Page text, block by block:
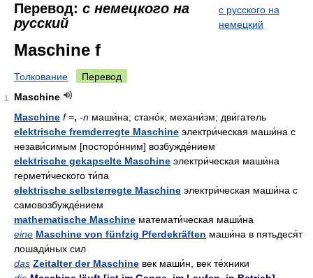
Перевод: с немецкого на
русский
с русского на
немецкий
Maschine f
Толкование Перевод
1
Maschine
Maschine f =, -n маши́на; стано́к; механи́зм; дви́гатель
elektrische fremderregte Maschine электри́ческая маши́на с
незави́симым [посторо́нним] возбужде́нием
elektrische gekapselte Maschine электри́ческая маши́на
гермети́ческого ти́па
elektrische selbsterregte Maschine электри́ческая маши́на с
самовозбужде́нием
mathematische Maschine математи́ческая маши́на
eine Maschine von fünfzig Pferdekräften маши́на в пятьдеся́т
лошади́ных сил
das Zeitalter der Maschine век маши́н, век те́хники